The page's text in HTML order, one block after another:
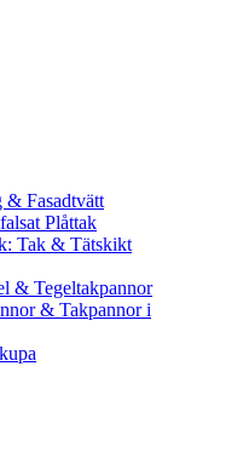
& Fasadtvätt
Plåttak
Tak & Tätskikt
& Tegeltakpannor
& Takpannor i